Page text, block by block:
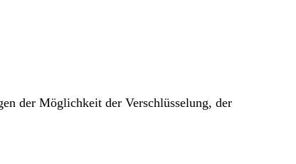
der Möglichkeit der Verschlüsselung, der